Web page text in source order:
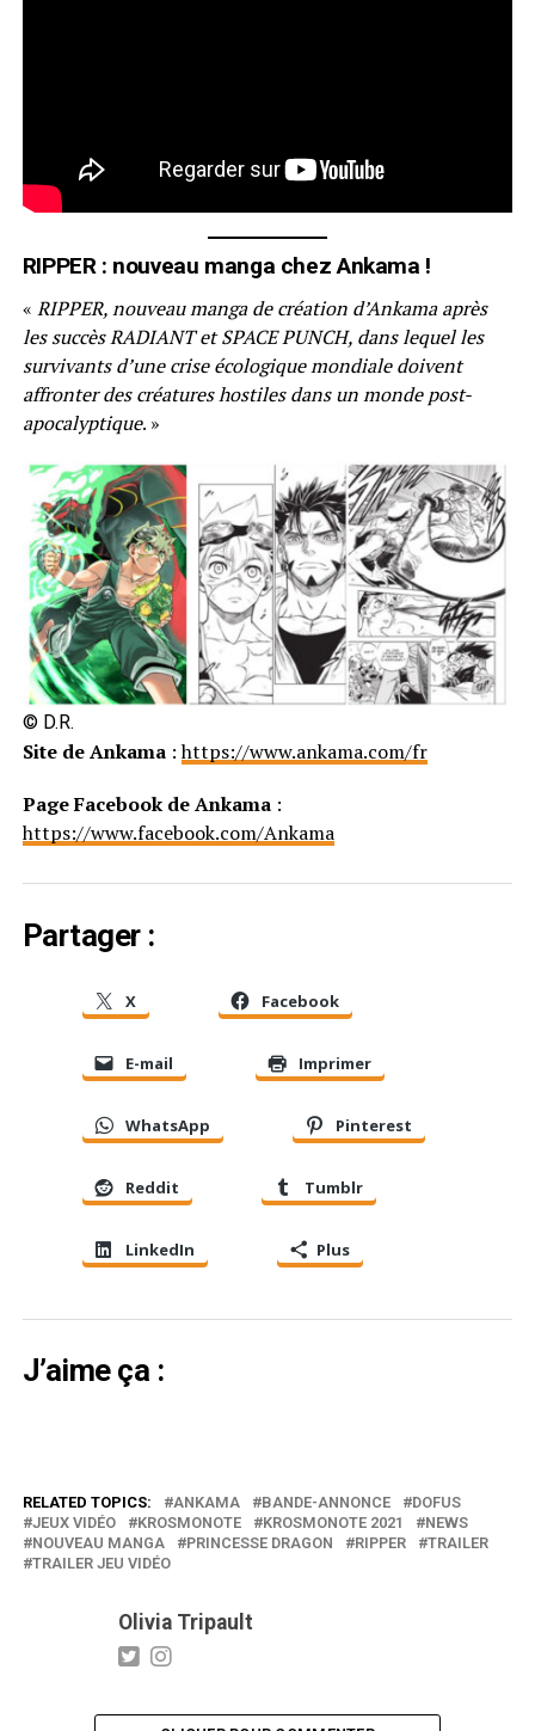
RIPPER : nouveau manga chez Ankama !
« RIPPER, nouveau manga de création d’Ankama après
les succès RADIANT et SPACE PUNCH, dans lequel les
survivants d’une crise écologique mondiale doivent
affronter des créatures hostiles dans un monde post-
apocalyptique. »
© D.R.
Site de Ankama:https://www.ankama.com/fr
Page Facebook de Ankama :
https://www.facebook.com/Ankama
Partager :
X Facebook
E-mail Imprimer
WhatsApp Pinterest
Reddit Tumblr
LinkedIn Plus
J’aime ça :
RELATED TOPICS: ANKAMA BANDE-ANNONCE
DOFUS
JEUX VIDÉO
KROSMONOTE KROSMONOTE 2021
NEWS
NOUVEAU MANGA
PRINCESSE DRAGON RIPPER
TRAILER
TRAILER JEU VIDÉO
Olivia Tripault